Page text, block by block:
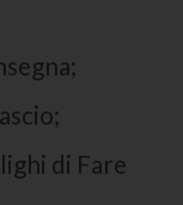
di Fare